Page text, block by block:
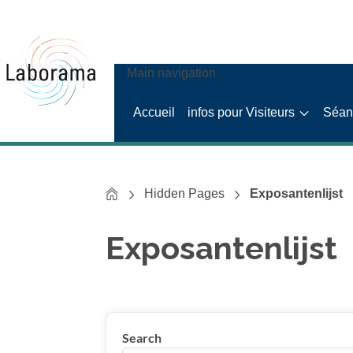
Main navigation
Accueil infos pour Visiteurs
HomeHidden Pages Exposantenlijst
Exposantenlijst
Show results
Search